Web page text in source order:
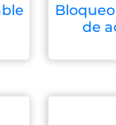
de